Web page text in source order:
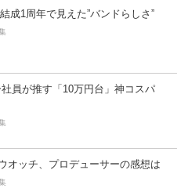
成1周年で見えた”バンドらしさ”
社員が推す「10万円台」神コスパ
オッチ、プロデューサーの感想は